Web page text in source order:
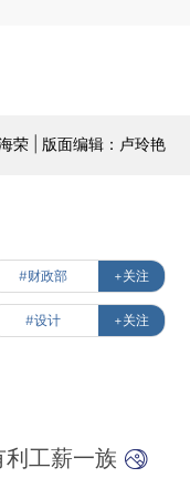
荣 | 版面编辑：卢玲艳
#财政部 +关注
#设计 +关注
工薪一族